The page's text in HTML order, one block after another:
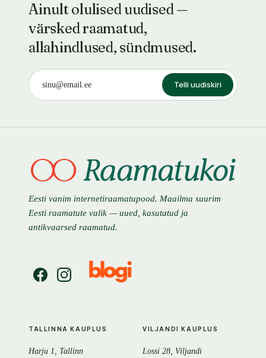
Ainult olulised uudised —
värsked raamatud,
allahindlused, sündmused.
Telli uudiskiri
Eesti vanim internetiraamatupood. Maailma suurim
Eesti raamatute valik — uued, kasutatud ja
antikvaarsed raamatud.
TALLINNA KAUPLUS
Harju 1, Tallinn
VILJANDI KAUPLUS
Lossi 28, Viljandi